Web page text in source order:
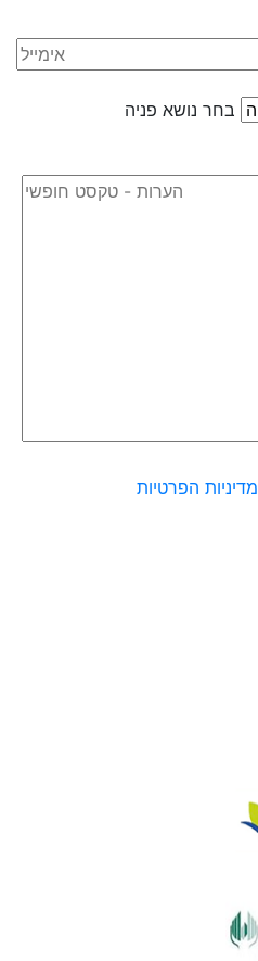
בחר נושא פניה
מדיניות הפרטיות